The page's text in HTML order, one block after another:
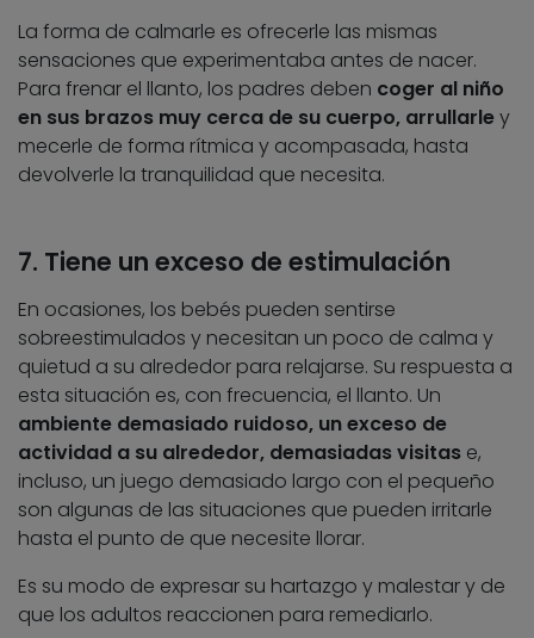
La forma de calmarle es ofrecerle las mismas
sensaciones que experimentaba antes de nacer.
Para frenar el llanto, los padres deben coger al niño
en sus brazos muy cerca de su cuerpo, arrullarley
mecerle de forma rítmica y acompasada, hasta
devolverle la tranquilidad que necesita.
7. Tiene un exceso de estimulación
En ocasiones, los bebés pueden sentirse
sobreestimulados y necesitan un poco de calma y
quietud a su alrededor para relajarse. Su respuesta a
esta situación es, con frecuencia, el llanto. Un
ambiente demasiado ruidoso, un exceso de
actividad a su alrededor, demasiadas visitas e,
incluso, un juego demasiado largo con el pequeño
son algunas de las situaciones que pueden irritarle
hasta el punto de que necesite llorar.
Es su modo de expresar su hartazgo y malestar y de
que los adultos reaccionen para remediarlo.